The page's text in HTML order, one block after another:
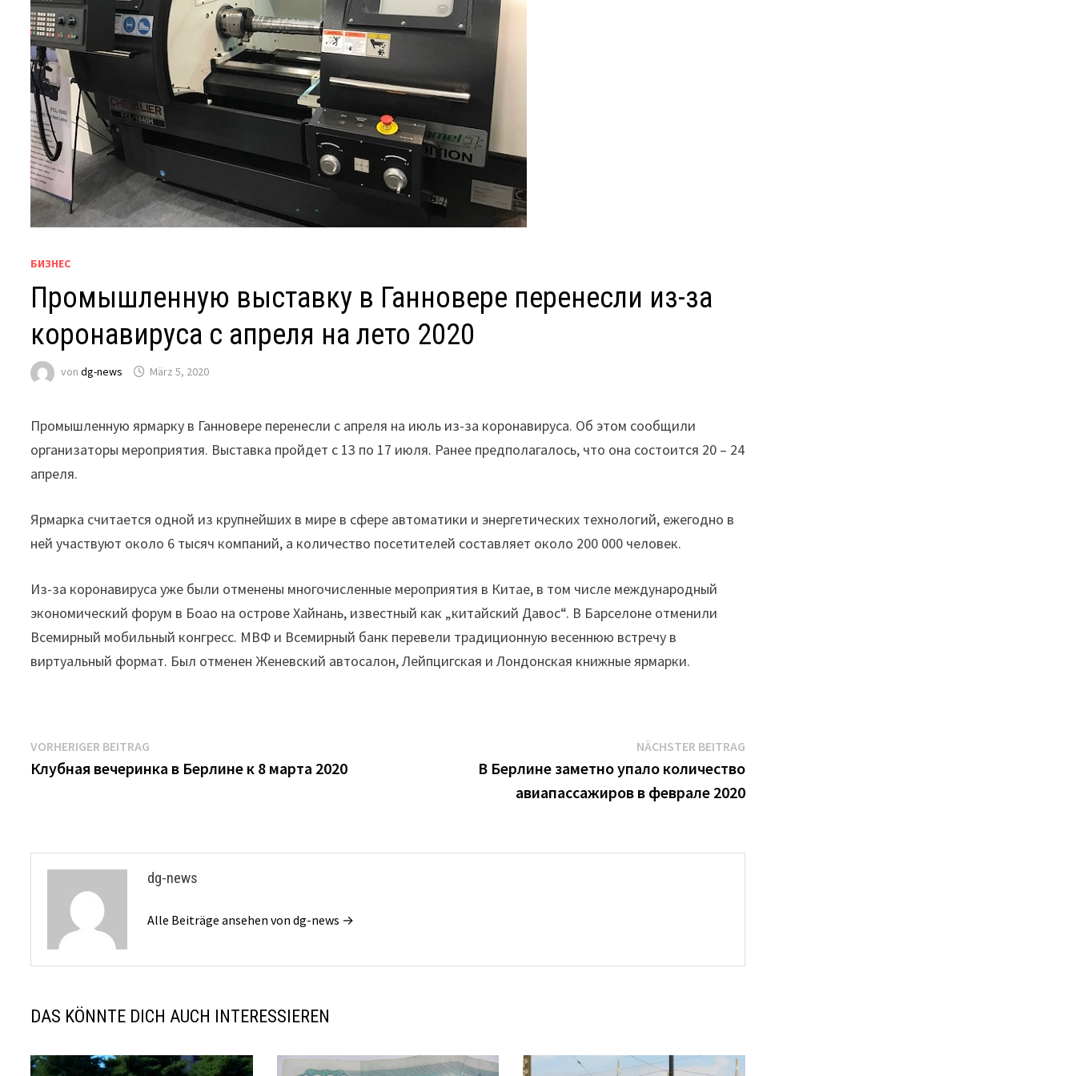
БИЗНЕС
Промышленную выставку в Ганновере перенесли из-за
коронавируса с апреля на лето 2020
vondg-news März 5, 2020
Промышленную ярмарку в Ганновере перенесли с апреля на июль из-за коронавируса. Об этом сообщили
организаторы мероприятия. Выставка пройдет с 13 по 17 июля. Ранее предполагалось, что она состоится 20 – 24
апреля.
Ярмарка считается одной из крупнейших в мире в сфере автоматики и энергетических технологий, ежегодно в
ней участвуют около 6 тысяч компаний, а количество посетителей составляет около 200 000 человек.
Из-за коронавируса уже были отменены многочисленные мероприятия в Китае, в том числе международный
экономический форум в Боао на острове Хайнань, известный как „китайский Давос“. В Барселоне отменили
Всемирный мобильный конгресс. МВФ и Всемирный банк перевели традиционную весеннюю встречу в
виртуальный формат. Был отменен Женевский автосалон, Лейпцигская и Лондонская книжные ярмарки.
Beitrags-
Navigation
VORHERIGER BEITRAG
Beitrag:
Клубная вечеринка в Берлине к 8 марта 2020
NÄCHSTER BEITRAGNächster
Beitrag:
В Берлине заметно упало количество
авиапассажиров в феврале 2020
dg-news
Alle Beiträge ansehen von dg-news →
DAS KÖNNTE DICH AUCH INTERESSIEREN